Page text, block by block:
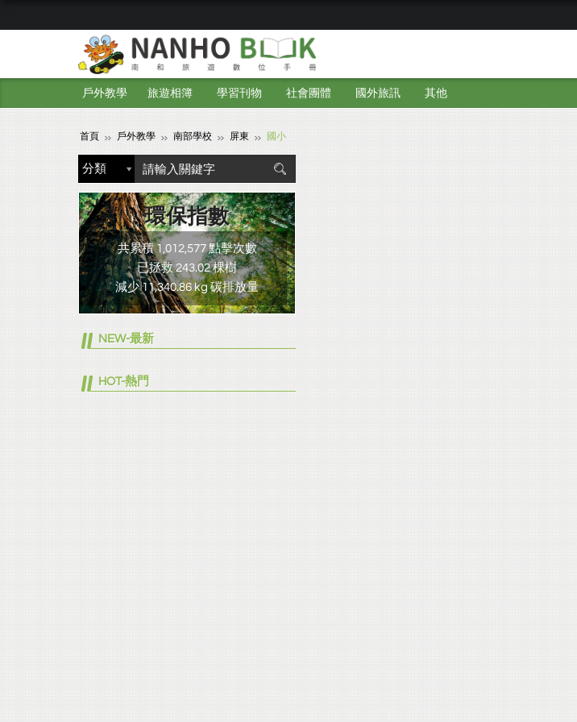
戶外教學 旅遊相簿 學習刊物 社會團體 國外旅訊 其他
首頁 戶外教學 南部學校 屏東 國小
環保指數
共累積 1,012,577 點擊次數
已拯救 243.02 棵樹
減少 11,340.86 kg 碳排放量
NEW-最新
HOT-熱門